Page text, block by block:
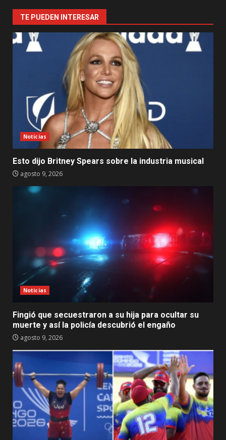
TE PUEDEN INTERESAR
Noticias
Esto dijo Britney Spears sobre la industria musical
agosto 9, 2026
Noticias
Fingió que secuestraron a su hija para ocultar su
muerte y así la policía descubrió el engaño
agosto 9, 2026